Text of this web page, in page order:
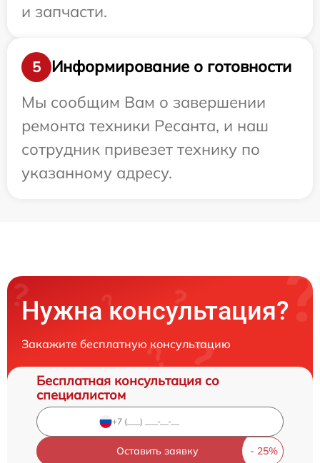
и запчасти.
5
Информирование о готовности
Мы сообщим Вам о завершении
ремонта техники Ресанта, и наш
сотрудник привезет технику по
указанному адресу.
Нужна консультация?
Закажите бесплатную консультацию
Бесплатная консультация со
специалистом
Оставить заявку